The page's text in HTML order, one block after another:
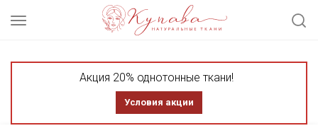
Акция 20% однотонные ткани!
Условия акции